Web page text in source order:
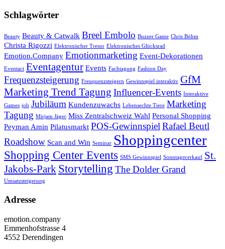
Schlagwörter
Beauty Beauty & Catwalk Breel Embolo Buzzer Game Chris Böhm
Christa Rigozzi Elektronischer Tresor Elektronisches Glücksrad
Emotion.Company Emotionmarketing Event-Dekorationen
Eventact Eventagentur Events Fachtagung Fashion Day
Frequenzsteigerung Freuquenzsteigern Gewinnspiel interaktiv GfM
Marketing Trend Tagung Influencer-Events Interaktive
Games job Jubiläum Kundenzuwachs Lebensechte Tiere Marketing
Tagung Mirjam Jäger Miss Zentralschweiz Wahl Personal Shopping
Peyman Amin Pilatusmarkt POS-GewinnspielRafael Beutl
Roadshow Scan and Win Seminar Shoppingcenter
Shopping Center Events SMS Gewinnspiel Sonntagsverkauf St.
Jakobs-Park Storytelling The Dolder Grand
Umsatzsteigerung
Adresse
emotion.company
Emmenhofstrasse 4
4552 Derendingen